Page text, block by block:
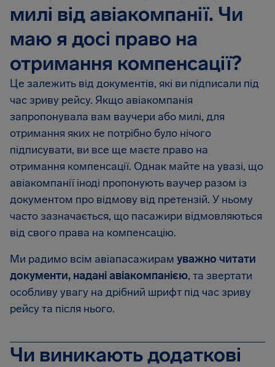
милі від авіакомпанії. Чи
маю я досі право на
отримання компенсації?
Це залежить від документів, які ви підписали під
час зриву рейсу. Якщо авіакомпанія
запропонувала вам ваучери або милі, для
отримання яких не потрібно було нічого
підписувати, ви все ще маєте право на
отримання компенсації. Однак майте на увазі, що
авіакомпанії іноді пропонують ваучер разом із
документом про відмову від претензій. У ньому
часто зазначається, що пасажири відмовляються
від свого права на компенсацію.
Ми радимо всім авіапасажирам уважно читати
документи, надані авіакомпанією, та звертати
особливу увагу на дрібний шрифт під час зриву
рейсу та після нього.
Чи виникають додаткові